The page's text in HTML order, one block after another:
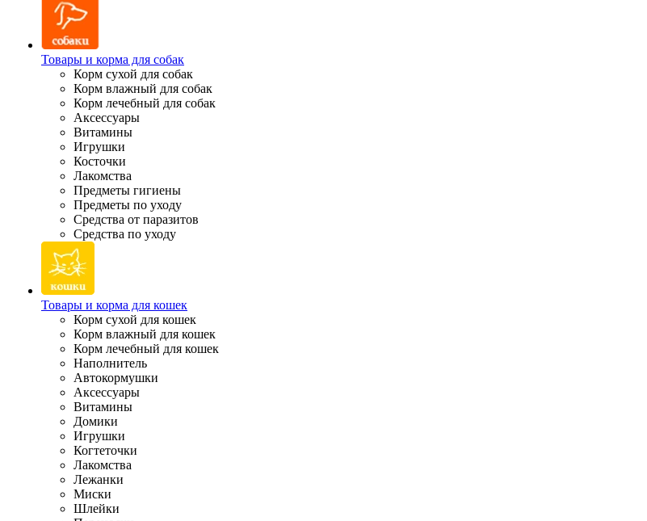
Товары и корма для собак
Корм сухой для собак
Корм влажный для собак
Корм лечебный для собак
Аксессуары
Витамины
Игрушки
Косточки
Лакомства
Предметы гигиены
Предметы по уходу
Средства от паразитов
Средства по уходу
Товары и корма для кошек
Корм сухой для кошек
Корм влажный для кошек
Корм лечебный для кошек
Наполнитель
Автокормушки
Аксессуары
Витамины
Домики
Игрушки
Когтеточки
Лакомства
Лежанки
Миски
Шлейки